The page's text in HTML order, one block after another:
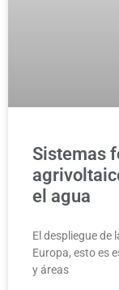
Sistemas
el agua
El despliegue de
Europa, esto es
y áreas